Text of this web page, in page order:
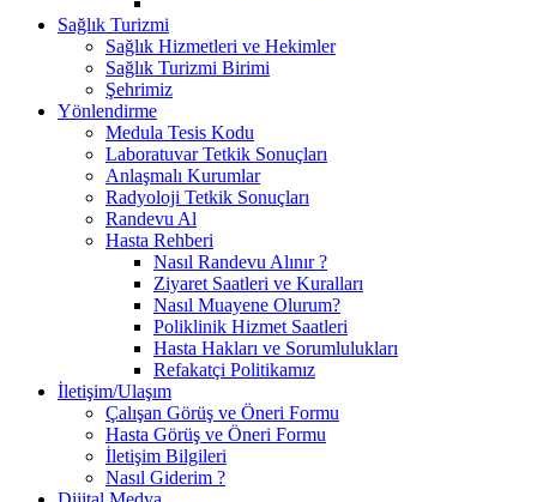
Sağlık Turizmi
Sağlık Hizmetleri ve Hekimler
Sağlık Turizmi Birimi
Şehrimiz
Yönlendirme
Medula Tesis Kodu
Laboratuvar Tetkik Sonuçları
Anlaşmalı Kurumlar
Radyoloji Tetkik Sonuçları
Randevu Al
Hasta Rehberi
Nasıl Randevu Alınır ?
Ziyaret Saatleri ve Kuralları
Nasıl Muayene Olurum?
Poliklinik Hizmet Saatleri
Hasta Hakları ve Sorumlulukları
Refakatçi Politikamız
İletişim/Ulaşım
Çalışan Görüş ve Öneri Formu
Hasta Görüş ve Öneri Formu
İletişim Bilgileri
Nasıl Giderim ?